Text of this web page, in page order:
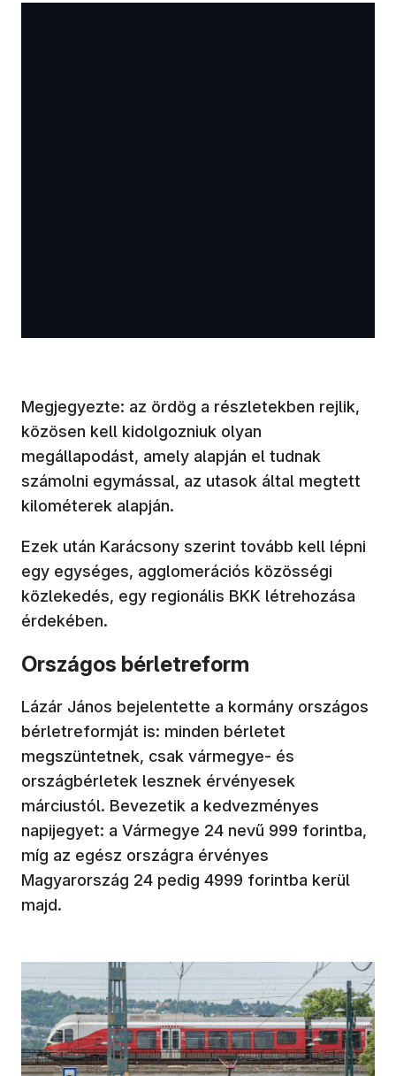
Megjegyezte: az ördög a részletekben rejlik,
közösen kell kidolgozniuk olyan
megállapodást, amely alapján el tudnak
számolni egymással, az utasok által megtett
kilométerek alapján.
Ezek után Karácsony szerint tovább kell lépni
egy egységes, agglomerációs közösségi
közlekedés, egy regionális BKK létrehozása
érdekében.
Országos bérletreform
Lázár János bejelentette a kormány országos
bérletreformját is: minden bérletet
megszüntetnek, csak vármegye- és
országbérletek lesznek érvényesek
márciustól. Bevezetik a kedvezményes
napijegyet: a Vármegye 24 nevű 999 forintba,
míg az egész országra érvényes
Magyarország 24 pedig 4999 forintba kerül
majd.